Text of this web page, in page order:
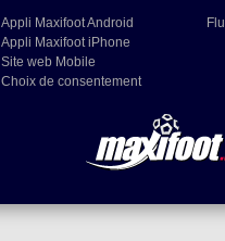
Appli Maxifoot Android
Appli Maxifoot iPhone
Site web Mobile
Choix de consentement